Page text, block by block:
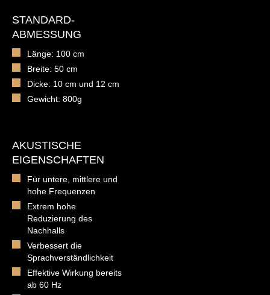
STANDARD-
ABMESSUNG
Länge: 100 cm
Breite: 50 cm
Dicke: 10 cm und 12 cm
Gewicht: 800g
AKUSTISCHE
EIGENSCHAFTEN
Für untere, mittlere und
hohe Frequenzen
Extrem hohe
Reduzierung des
Nachhalls
Verbessert die
Sprachverständlichkeit
Effektive Wirkung bereits
ab 60 Hz